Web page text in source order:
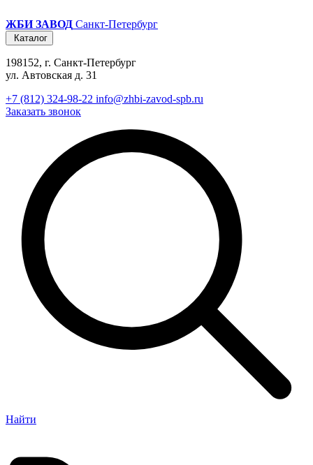
ЖБИ ЗАВОД Санкт-Петербург
Каталог
198152, г. Санкт-Петербург
ул. Автовская д. 31
+7 (812) 324-98-22 info@zhbi-zavod-spb.ru
Заказать звонок
Найти